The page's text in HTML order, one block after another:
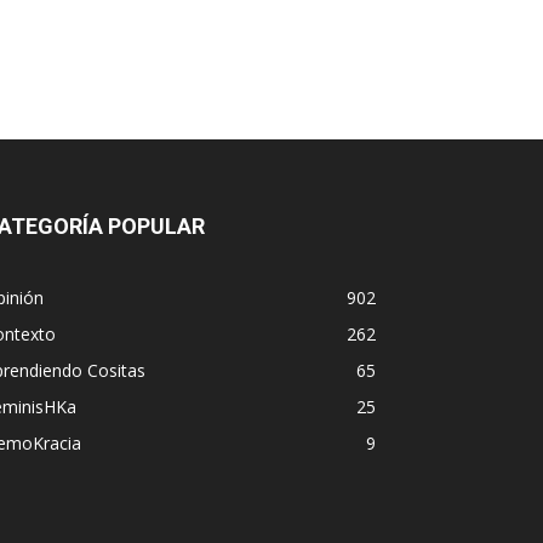
POPULAR
902
262
Cositas
65
25
9